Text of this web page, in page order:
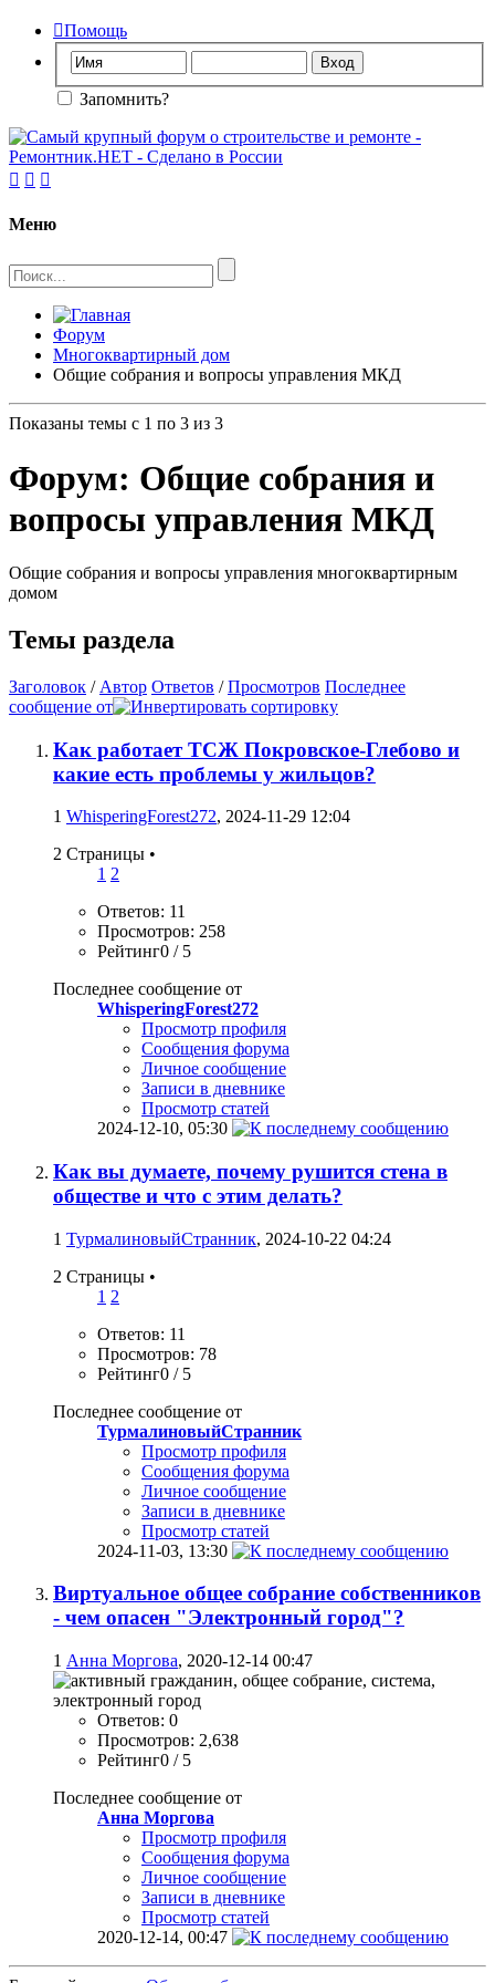
Помощь
Запомнить?
  
Меню
Форум
Многоквартирный дом
Общие собрания и вопросы управления МКД
Показаны темы с 1 по 3 из 3
Форум: Общие собрания и
вопросы управления МКД
Общие собрания и вопросы управления многоквартирным
домом
Темы раздела
Заголовок / Автор Ответов /Просмотров Последнее
сообщение от
Как работает ТСЖ Покровское-Глебово и
какие есть проблемы у жильцов?
1 WhisperingForest272, 2024-11-29 12:04
2 Страницы •
1 2
Ответов: 11
Просмотров: 258
Рейтинг0 / 5
Последнее сообщение от
WhisperingForest272
Просмотр профиля
Сообщения форума
Личное сообщение
Записи в дневнике
Просмотр статей
2024-12-10, 05:30
Как вы думаете, почему рушится стена в
обществе и что с этим делать?
1 ТурмалиновыйСтранник, 2024-10-22 04:24
2 Страницы •
1 2
Ответов: 11
Просмотров: 78
Рейтинг0 / 5
Последнее сообщение от
ТурмалиновыйСтранник
Просмотр профиля
Сообщения форума
Личное сообщение
Записи в дневнике
Просмотр статей
2024-11-03, 13:30
Виртуальное общее собрание собственников
- чем опасен "Электронный город"?
1 Анна Моргова, 2020-12-14 00:47
Ответов: 0
Просмотров: 2,638
Рейтинг0 / 5
Последнее сообщение от
Анна Моргова
Просмотр профиля
Сообщения форума
Личное сообщение
Записи в дневнике
Просмотр статей
2020-12-14, 00:47